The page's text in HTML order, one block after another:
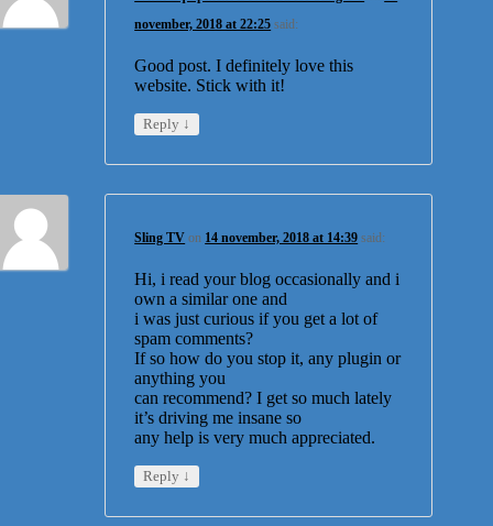
november, 2018 at 22:25 said:
Good post. I definitely love this
website. Stick with it!
Reply ↓
Sling TV on 14 november, 2018 at 14:39 said:
Hi, i read your blog occasionally and i
own a similar one and
i was just curious if you get a lot of
spam comments?
If so how do you stop it, any plugin or
anything you
can recommend? I get so much lately
it’s driving me insane so
any help is very much appreciated.
Reply ↓